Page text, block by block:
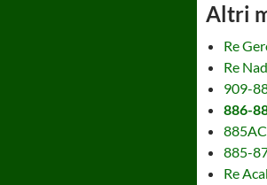
Altri
Re
Re
909-
886-
885-
Re